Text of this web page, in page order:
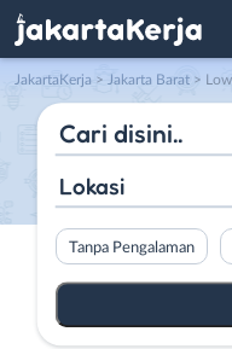
JakartaKerja > Jakarta Barat >
Lokasi
Tanpa Pengalaman